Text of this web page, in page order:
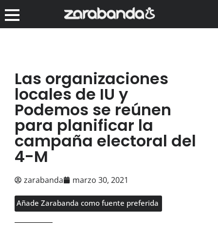
Las organizaciones
locales de IU y
Podemos se reúnen
para planificar la
campaña electoral del
4-M
zarabanda marzo 30, 2021
Añade Zarabanda como fuente preferida